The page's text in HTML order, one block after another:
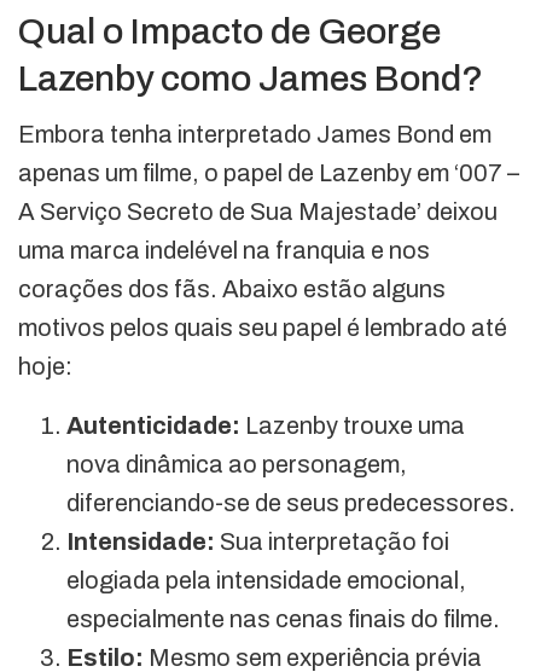
Qual o Impacto de George
Lazenby como James Bond?
Embora tenha interpretado James Bond em
apenas um filme, o papel de Lazenby em ‘007 –
A Serviço Secreto de Sua Majestade’ deixou
uma marca indelével na franquia e nos
corações dos fãs. Abaixo estão alguns
motivos pelos quais seu papel é lembrado até
hoje:
Autenticidade: Lazenby trouxe uma
nova dinâmica ao personagem,
diferenciando-se de seus predecessores.
Intensidade: Sua interpretação foi
elogiada pela intensidade emocional,
especialmente nas cenas finais do filme.
Estilo: Mesmo sem experiência prévia